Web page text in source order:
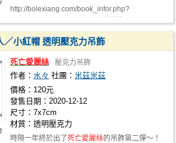
http://bolexiang.com/book_infor.php?
／小紅帽 透明壓克力吊飾
死亡愛麗絲 壓克力吊飾
作者：水々 社團：米茲米茲
價格：120元
發售日期：2020-12-12
尺寸：7x7cm
材質：透明壓克力
時隔一年終於出了死亡愛麗絲的吊飾第二彈～！